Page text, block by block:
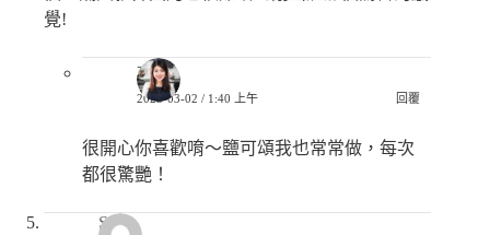
覺!
巧兒
2023-03-02 / 1:40 上午 回覆
很開心你喜歡唷～鹽可頌我也常常做，每次
都很驚艷！
Sally